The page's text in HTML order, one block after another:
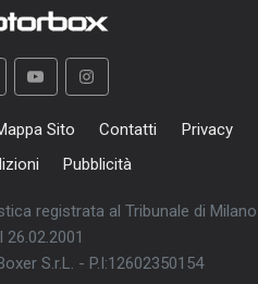
Sito Contatti
Privacy
Pubblicità
registrata al Tribunale di Milano
26.02.2001
S.r.L. - P.I:12602350154